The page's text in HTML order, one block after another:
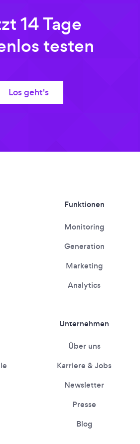
14 Tage
testen
Los geht's
Funktionen
Monitoring
Generation
Marketing
Analytics
Unternehmen
Über uns
Karriere & Jobs
Newsletter
Presse
Blog